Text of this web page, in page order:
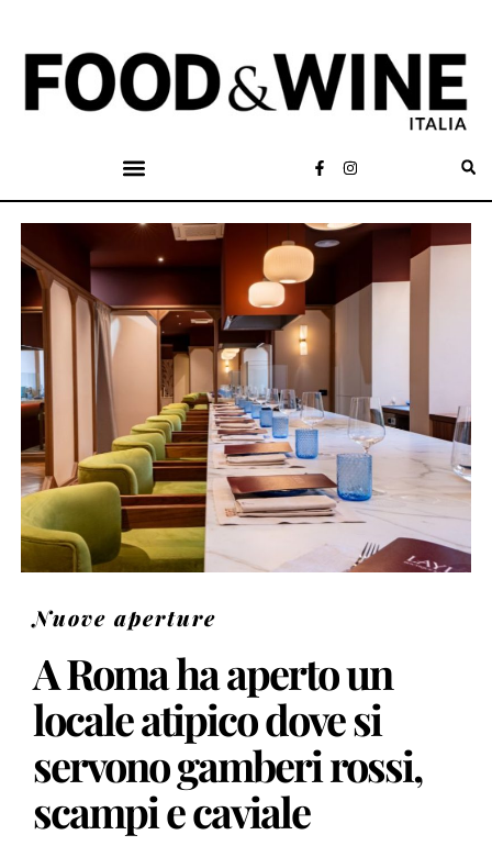
Nuove aperture
A Roma ha aperto un
locale atipico dove si
servono gamberi rossi,
scampi e caviale